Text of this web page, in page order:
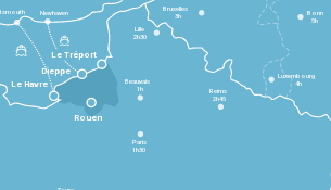
Le Havre
Dieppe
Le Tréport
Paris
1h30
Beauvais
1h
Reims
2h45
Lille
2h30
Bruxelles
3h
Newhaven
Bonn
5h
Luxembourg
4h
Rouen